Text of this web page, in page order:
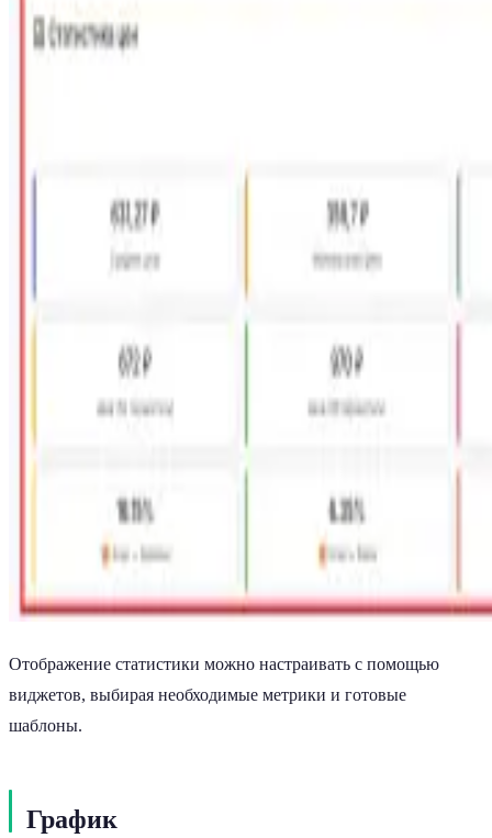
Отображение статистики можно настраивать с помощью
виджетов, выбирая необходимые метрики и готовые
шаблоны.
График